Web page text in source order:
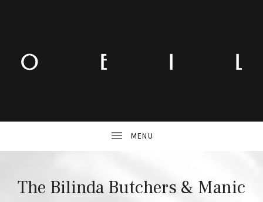
The Bilinda Butchers & Manic